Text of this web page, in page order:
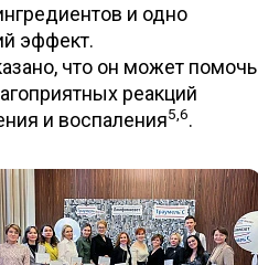
и одно
эффект.
что он может помочь
реакций
и воспаления5,6.